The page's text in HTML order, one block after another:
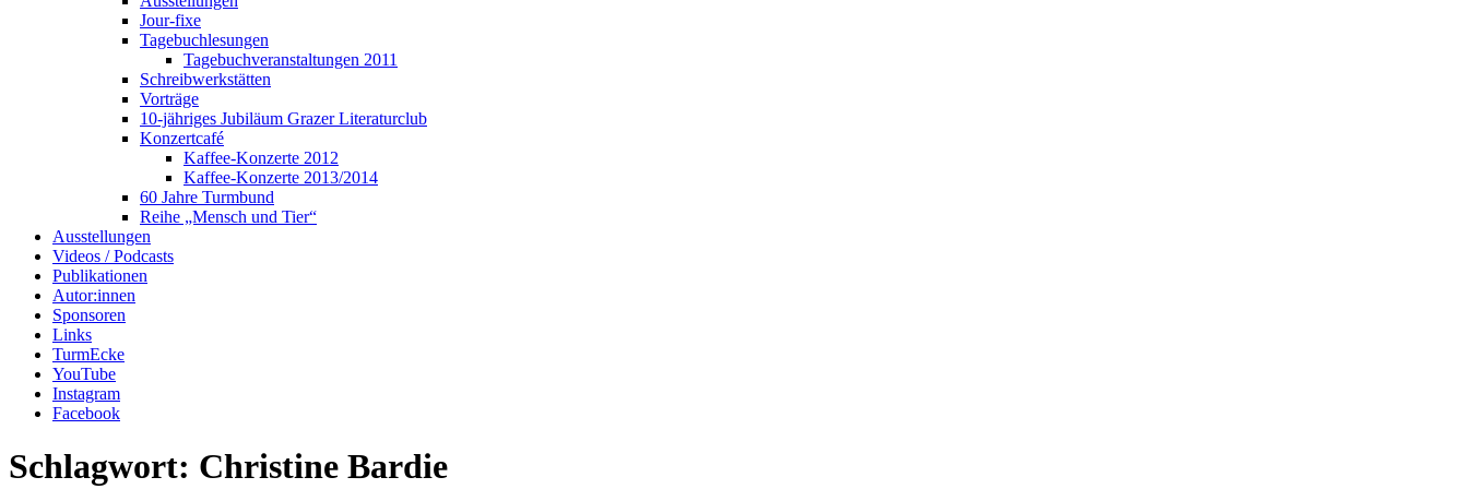
Jour-fixe
Tagebuchlesungen
Tagebuchveranstaltungen 2011
Schreibwerkstätten
Vorträge
10-jähriges Jubiläum Grazer Literaturclub
Konzertcafé
Kaffee-Konzerte 2012
Kaffee-Konzerte 2013/2014
60 Jahre Turmbund
Reihe „Mensch und Tier“
Ausstellungen
Videos / Podcasts
Publikationen
Autor:innen
Sponsoren
Links
TurmEcke
YouTube
Instagram
Facebook
Schlagwort: Christine Bardie